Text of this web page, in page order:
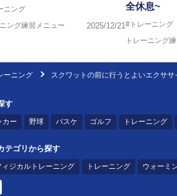
ニング
ング練習メニュー
2025/12/21
全休息~
#トレーニング
トレーニング
ーニング スクワットの前に行うとよいエクササ
す
カー 野球 バスケ ゴルフ トレーニング
テゴリから探す
ィジカルトレーニング トレーニング ウォーミ